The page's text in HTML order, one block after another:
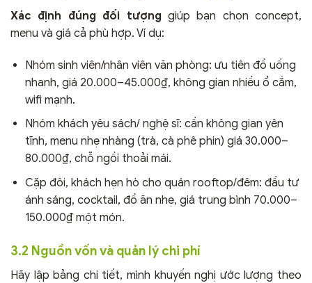
Xác định đúng đối tượng giúp bạn chọn concept,
menu và giá cả phù hợp. Ví dụ:
Nhóm sinh viên/nhân viên văn phòng: ưu tiên đồ uống
nhanh, giá 20.000–45.000₫, không gian nhiều ổ cắm,
wifi mạnh.
Nhóm khách yêu sách/ nghệ sĩ: cần không gian yên
tĩnh, menu nhẹ nhàng (trà, cà phê phin) giá 30.000–
80.000₫, chỗ ngồi thoải mái.
Cặp đôi, khách hẹn hò cho quán rooftop/đêm: đầu tư
ánh sáng, cocktail, đồ ăn nhẹ, giá trung bình 70.000–
150.000₫ một món.
3.2 Nguồn vốn và quản lý chi phí
Hãy lập bảng chi tiết, mình khuyến nghị ước lượng theo